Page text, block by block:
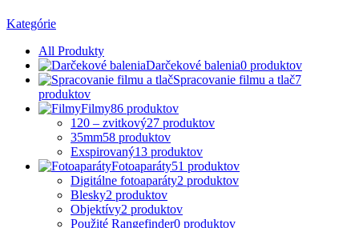
Kategórie
All Produkty
Darčekové balenia0 produktov
Spracovanie filmu a tlač7
produktov
Filmy86 produktov
120 – zvitkový27 produktov
35mm58 produktov
Exspirovaný13 produktov
Fotoaparáty51 produktov
Digitálne fotoaparáty2 produktov
Blesky2 produktov
Objektívy2 produktov
Použité Rangefinder0 produktov